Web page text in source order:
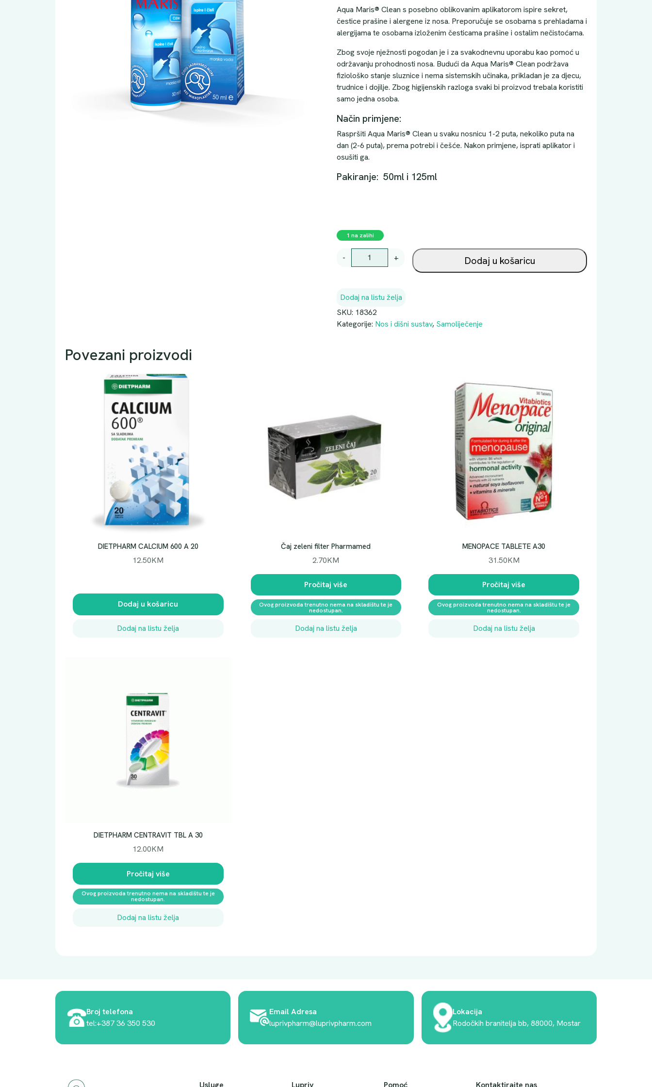
Aqua Maris® Clean s posebno oblikovanim aplikatorom ispire sekret,
čestice prašine i alergene iz nosa. Preporučuje se osobama s prehladama i
alergijama te osobama izloženim česticama prašine i ostalim nečistoćama.
Zbog svoje nježnosti pogodan je i za svakodnevnu uporabu kao pomoć u
održavanju prohodnosti nosa. Budući da Aqua Maris® Clean podržava
fiziološko stanje sluznice i nema sistemskih učinaka, prikladan je za djecu,
trudnice i dojilje. Zbog higijenskih razloga svaki bi proizvod trebala koristiti
samo jedna osoba.
Način primjene:
Raspršiti Aqua Maris® Clean u svaku nosnicu 1-2 puta, nekoliko puta na
dan (2-6 puta), prema potrebi i češće. Nakon primjene, isprati aplikator i
osušiti ga.
Pakiranje: 50ml i 125ml
1 na zalihi
-
M
A
R
1
2
5
M
L
k
o
n
a
+ Dodaj u košaricu
Dodaj na listu želja
SKU: 18362
Kategorije: Nos i dišni sustav, Samoliječenje
Povezani proizvodi
DIETPHARM CALCIUM 600 A 20
12.50KM
Dodaj u košaricu
Dodaj na listu želja
Čaj zeleni filter Pharmamed
2.70KM
Pročitaj više
Ovog proizvoda trenutno nema na skladištu te je
nedostupan.
Dodaj na listu želja
MENOPACE TABLETE A30
31.50KM
Pročitaj više
Ovog proizvoda trenutno nema na skladištu te je
nedostupan.
Dodaj na listu želja
DIETPHARM CENTRAVIT TBL A 30
12.00KM
Pročitaj više
Ovog proizvoda trenutno nema na skladištu te je
nedostupan.
Dodaj na listu želja
Broj telefona
tel:+387 36 350 530
Email Adresa
luprivpharm@luprivpharm.com
Lokacija
Rodočkih branitelja bb, 88000, Mostar
Usluge Lupriv Pomoć Kontaktirajte nas